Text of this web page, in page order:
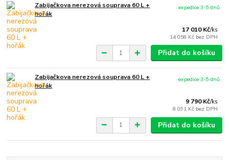
Zabijačkova nerezová souprava 60 L +
hořák
17 010 Kč/ks
14 058 Kč bez DPH
expedice 3-5 dnů
Přidat do košíku
Zabijačkova nerezová souprava 60 L +
hořák
9 790 Kč/ks
8 091 Kč bez DPH
expedice 3-5 dnů
Přidat do košíku